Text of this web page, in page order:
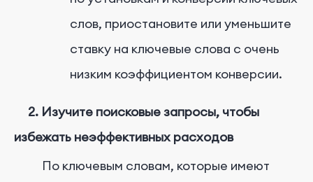
слов, приостановите или уменьшите
ставку на ключевые слова с очень
низким коэффициентом конверсии.
2. Изучите поисковые запросы, чтобы
избежать неэффективных расходов
По ключевым словам, которые имеют